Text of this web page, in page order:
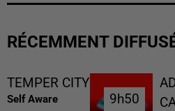
RÉCEMMENT
TEMPER CITY
Self Aware 9h50
9h50